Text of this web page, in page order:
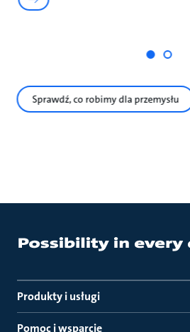
Sprawdź, co robimy dla przemysłu
Produkty i usługi
Pomoc i wsparcie